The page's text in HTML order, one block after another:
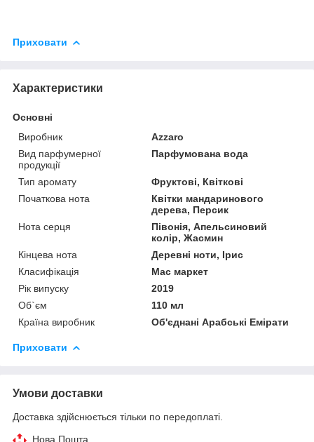
Приховати
Характеристики
Основні
Виробник
Azzaro
Вид парфумерної
продукції
Парфумована вода
Тип аромату
Фруктові, Квіткові
Початкова нота
Квітки мандаринового
дерева, Персик
Нота серця
Півонія, Апельсиновий
колір, Жасмин
Кінцева нота
Деревні ноти, Ірис
Класифікація
Мас маркет
Рік випуску
2019
Об`єм
110 мл
Країна виробник
Об'єднані Арабські Емірати
Приховати
Умови доставки
Доставка здійснюється тільки по передоплаті.
Нова Пошта